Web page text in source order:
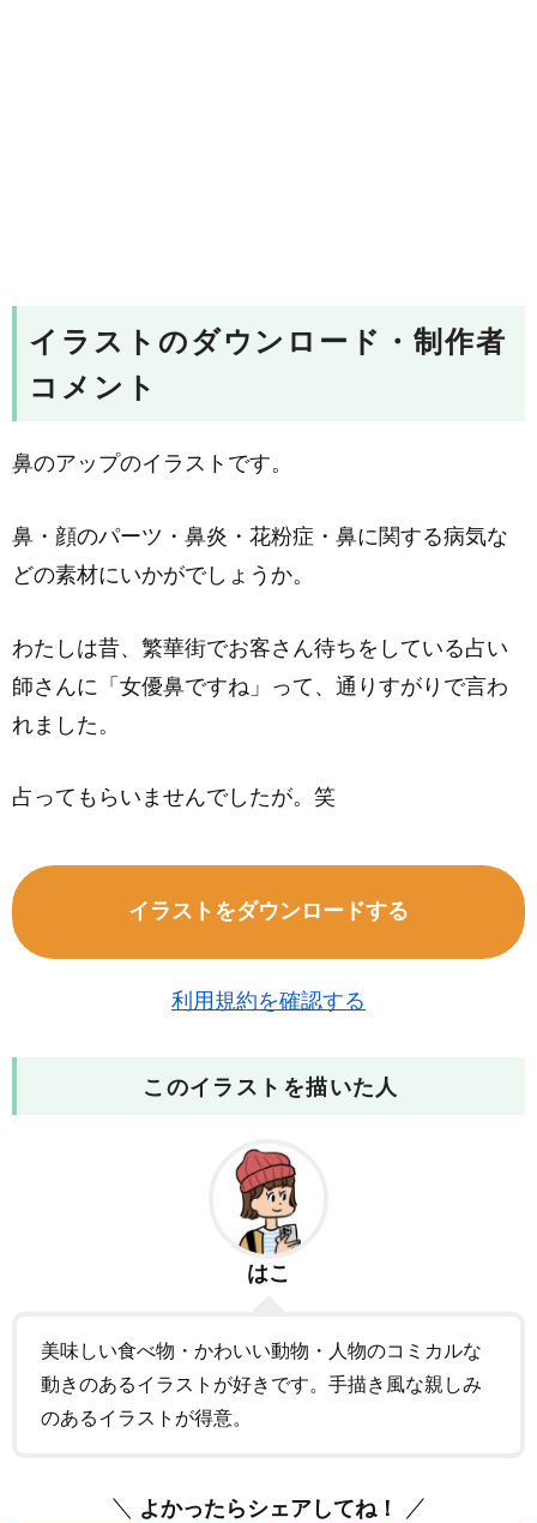
イラストのダウンロード・制作者
コメント
鼻のアップのイラストです。
鼻・顔のパーツ・鼻炎・花粉症・鼻に関する病気な
どの素材にいかがでしょうか。
わたしは昔、繁華街でお客さん待ちをしている占い
師さんに「女優鼻ですね」って、通りすがりで言わ
れました。
占ってもらいませんでしたが。笑
イラストをダウンロードする
利用規約を確認する
このイラストを描いた人
はこ
美味しい食べ物・かわいい動物・人物のコミカルな
動きのあるイラストが好きです。手描き風な親しみ
のあるイラストが得意。
よかったらシェアしてね！